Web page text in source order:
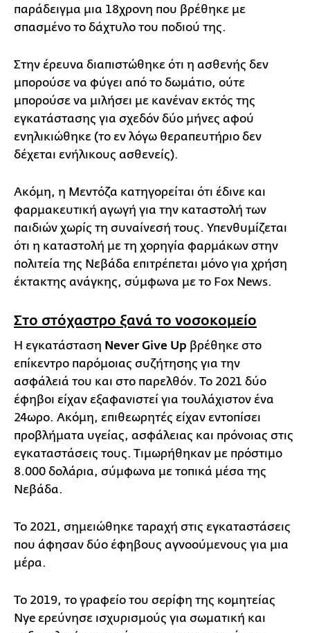
παράδειγμα μια 18χρονη που βρέθηκε με
σπασμένο το δάχτυλο του ποδιού της.
Στην έρευνα διαπιστώθηκε ότι η ασθενής δεν
μπορούσε να φύγει από το δωμάτιο, ούτε
μπορούσε να μιλήσει με κανέναν εκτός της
εγκατάστασης για σχεδόν δύο μήνες αφού
ενηλικιώθηκε (το εν λόγω θεραπευτήριο δεν
δέχεται ενήλικους ασθενείς).
Ακόμη, η Μεντόζα κατηγορείται ότι έδινε και
φαρμακευτική αγωγή για την καταστολή των
παιδιών χωρίς τη συναίνεσή τους. Υπενθυμίζεται
ότι η καταστολή με τη χορηγία φαρμάκων στην
πολιτεία της Νεβάδα επιτρέπεται μόνο για χρήση
έκτακτης ανάγκης, σύμφωνα με το Fox News.
Στο στόχαστρο ξανά το νοσοκομείο
Η εγκατάσταση Never Give Up βρέθηκε στο
επίκεντρο παρόμοιας συζήτησης για την
ασφάλειά του και στο παρελθόν. Το 2021 δύο
έφηβοι είχαν εξαφανιστεί για τουλάχιστον ένα
24ωρο. Ακόμη, επιθεωρητές είχαν εντοπίσει
προβλήματα υγείας, ασφάλειας και πρόνοιας στις
εγκαταστάσεις τους. Τιμωρήθηκαν με πρόστιμο
8.000 δολάρια, σύμφωνα με τοπικά μέσα της
Νεβάδα.
Το 2021, σημειώθηκε ταραχή στις εγκαταστάσεις
που άφησαν δύο έφηβους αγνοούμενους για μια
μέρα.
Το 2019, το γραφείο του σερίφη της κομητείας
Nye ερεύνησε ισχυρισμούς για σωματική και